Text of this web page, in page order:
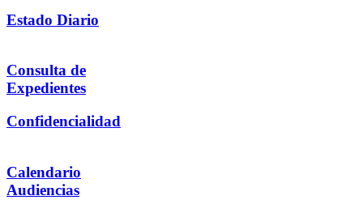
Estado Diario
Consulta de
Expedientes
Confidencialidad
Calendario
Audiencias